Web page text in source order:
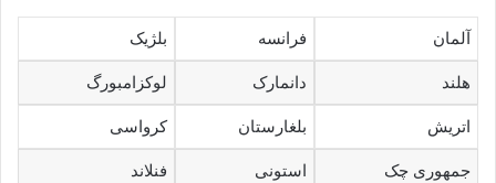
آلمان فرانسه بلژیک
هلند دانمارک لوکزامبورگ
اتریش بلغارستان کرواسی
جمهوری چک استونی فنلاند